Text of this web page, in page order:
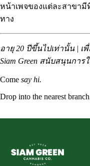
หน้าเพจของแต่ละสาขามี
ทาง
อายุ 20 ปีขึ้นไปเท่านั้น | เ
Siam Green สนับสนุนกา
Come say hi.
Drop into the nearest